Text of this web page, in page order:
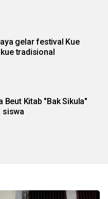
gelar festival Kue
tradisional
Beut Kitab "Bak Sikula"
siswa